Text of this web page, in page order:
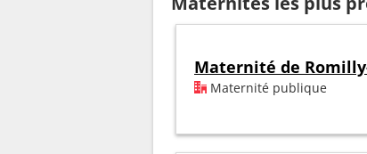
Maternité de
Maternité publique